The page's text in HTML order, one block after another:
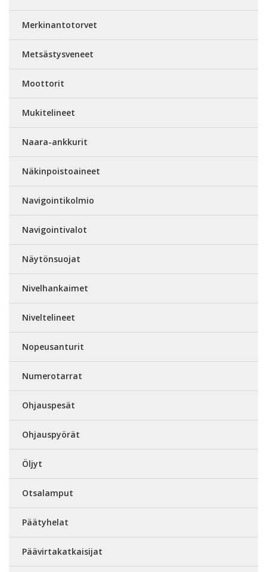
Merkinantotorvet
Metsästysveneet
Moottorit
Mukitelineet
Naara-ankkurit
Näkinpoistoaineet
Navigointikolmio
Navigointivalot
Näytönsuojat
Nivelhankaimet
Niveltelineet
Nopeusanturit
Numerotarrat
Ohjauspesät
Ohjauspyörät
Öljyt
Otsalamput
Päätyhelat
Päävirtakatkaisijat